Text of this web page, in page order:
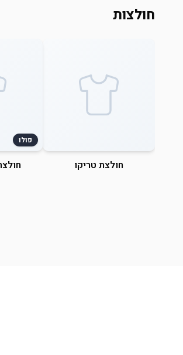
חולצות
חולצת טריקו
פולו